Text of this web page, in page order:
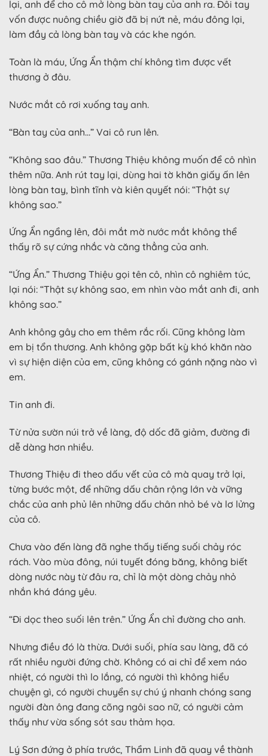
lại, anh để cho cô mở lòng bàn tay của anh ra. Đôi tay
vốn được nuông chiều giờ đã bị nứt nẻ, máu đông lại,
làm đầy cả lòng bàn tay và các khe ngón.
Toàn là máu, Ứng Ẩn thậm chí không tìm được vết
thương ở đâu.
Nước mắt cô rơi xuống tay anh.
“Bàn tay của anh…” Vai cô run lên.
“Không sao đâu.” Thương Thiệu không muốn để cô nhìn
thêm nữa. Anh rút tay lại, dùng hai tờ khăn giấy ấn lên
lòng bàn tay, bình tĩnh và kiên quyết nói: “Thật sự
không sao.”
Ứng Ẩn ngẩng lên, đôi mắt mờ nước mắt không thể
thấy rõ sự cứng nhắc và căng thẳng của anh.
“Ứng Ẩn.” Thương Thiệu gọi tên cô, nhìn cô nghiêm túc,
lại nói: “Thật sự không sao, em nhìn vào mắt anh đi, anh
không sao.”
Anh không gây cho em thêm rắc rối. Cũng không làm
em bị tổn thương. Anh không gặp bất kỳ khó khăn nào
vì sự hiện diện của em, cũng không có gánh nặng nào vì
em.
Tin anh đi.
Từ nửa sườn núi trở về làng, độ dốc đã giảm, đường đi
dễ dàng hơn nhiều.
Thương Thiệu đi theo dấu vết của cô mà quay trở lại,
từng bước một, để những dấu chân rộng lớn và vững
chắc của anh phủ lên những dấu chân nhỏ bé và lơ lửng
của cô.
Chưa vào đến làng đã nghe thấy tiếng suối chảy róc
rách. Vào mùa đông, núi tuyết đóng băng, không biết
dòng nước này từ đâu ra, chỉ là một dòng chảy nhỏ
nhắn khá đáng yêu.
“Đi dọc theo suối lên trên.” Ứng Ẩn chỉ đường cho anh.
Nhưng điều đó là thừa. Dưới suối, phía sau làng, đã có
rất nhiều người đứng chờ. Không có ai chỉ để xem náo
nhiệt, có người thì lo lắng, có người thì không hiểu
chuyện gì, có người chuyển sự chú ý nhanh chóng sang
người đàn ông đang cõng ngôi sao nữ, có người cảm
thấy như vừa sống sót sau thảm họa.
Lý Sơn đứng ở phía trước, Thẩm Linh đã quay về thành